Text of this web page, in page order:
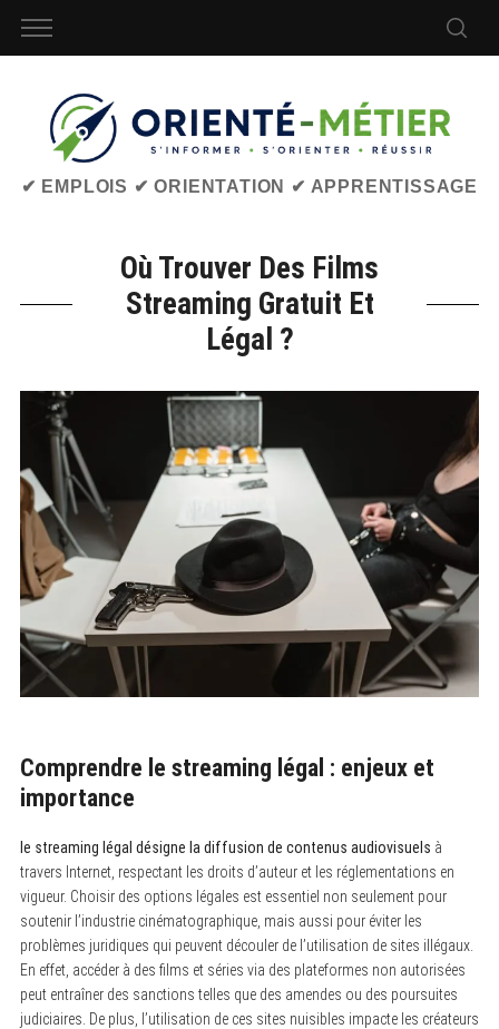
✔ EMPLOIS ✔ ORIENTATION ✔ APPRENTISSAGE
Où Trouver Des Films
Streaming Gratuit Et
Légal ?
Comprendre le streaming légal : enjeux et
importance
le streaming légal désigne la diffusion de contenus audiovisuels à
travers Internet, respectant les droits d’auteur et les réglementations en
vigueur. Choisir des options légales est essentiel non seulement pour
soutenir l’industrie cinématographique, mais aussi pour éviter les
problèmes juridiques qui peuvent découler de l’utilisation de sites illégaux.
En effet, accéder à des films et séries via des plateformes non autorisées
peut entraîner des sanctions telles que des amendes ou des poursuites
judiciaires. De plus, l’utilisation de ces sites nuisibles impacte les créateurs